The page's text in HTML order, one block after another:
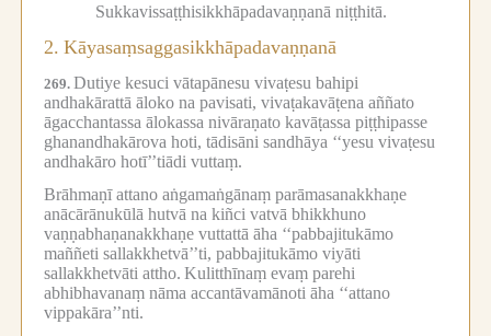
Sukkavissaṭṭhisikkhāpadavaṇṇanā niṭṭhitā.
2. Kāyasaṃsaggasikkhāpadavaṇṇanā
269. Dutiye kesuci vātapānesu vivaṭesu bahipi
andhakārattā āloko na pavisati, vivaṭakavāṭena aññato
āgacchantassa ālokassa nivāraṇato kavāṭassa piṭṭhipasse
ghanandhakārova hoti, tādisāni sandhāya ‘‘yesu vivaṭesu
andhakāro hotī’’tiādi vuttaṃ.
Brāhmaṇī attano aṅgamaṅgānaṃ parāmasanakkhaṇe
anācārānukūlā hutvā na kiñci vatvā bhikkhuno
vaṇṇabhaṇanakkhaṇe vuttattā āha ‘‘pabbajitukāmo
maññeti sallakkhetvā’’ti, pabbajitukāmo viyāti
sallakkhetvāti attho. Kulitthīnaṃ evaṃ parehi
abhibhavanaṃ nāma accantāvamānoti āha ‘‘attano
vippakāra’’nti.